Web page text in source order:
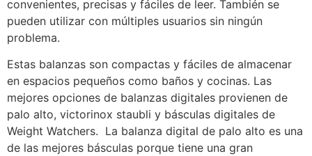
convenientes, precisas y fáciles de leer. También se
pueden utilizar con múltiples usuarios sin ningún
problema.
Estas balanzas son compactas y fáciles de almacenar
en espacios pequeños como baños y cocinas. Las
mejores opciones de balanzas digitales provienen de
palo alto, victorinox staubli y básculas digitales de
Weight Watchers. La balanza digital de palo alto es una
de las mejores básculas porque tiene una gran